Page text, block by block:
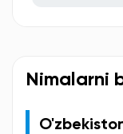
Nimalarni